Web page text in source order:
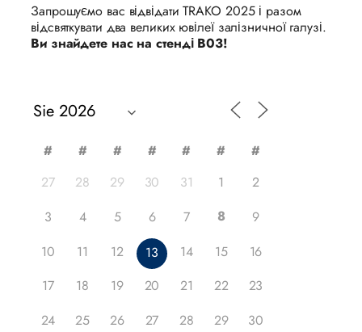
Запрошуємо вас відвідати TRAKO 2025 і разом
відсвяткувати два великих ювілеї залізничної галузі.
Ви знайдете нас на стенді B03!
# # # # # #
#
27
28 29 30 31 1
2
3
4 5 6 7 8
9
10
11 12 13 14 15
16
17
18 19 20 21 22
23
24
25 26 27 28 29
30